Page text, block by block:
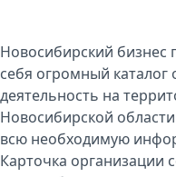
Новосибирский бизнес
себя огромный
деятельность на
Новосибирской
всю необходимую
Карточка организации